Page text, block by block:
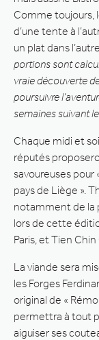
Comme toujours,
d’une tente à
un plat dans
portions sont
vraie découverte
poursuivre
semaines suivant
Chaque midi et
réputés
savoureuses
pays de Liège ».
notamment de la
lors de cette
Paris, et Tien Chin
La viande sera
les Forges
original de «
permettra à tout
aiguiser ses